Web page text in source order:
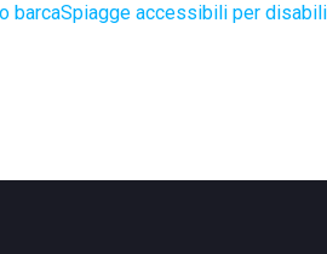
barcaSpiagge accessibili per disabili